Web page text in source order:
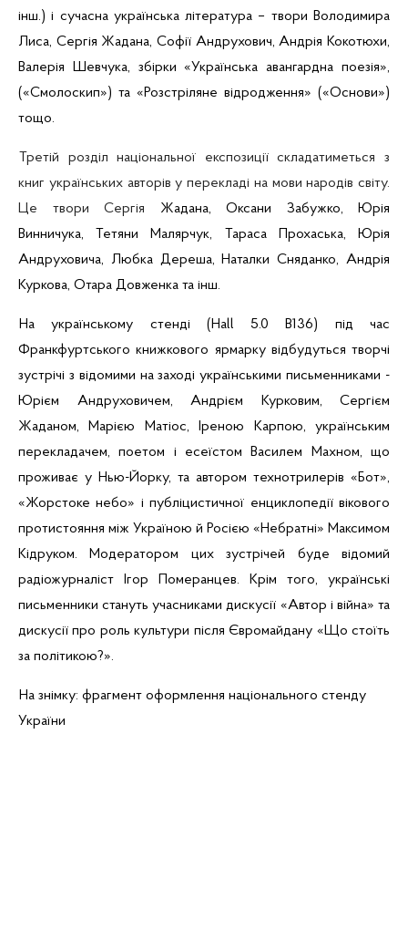
інш.) і сучасна українська література – твори Володимира
Лиса, Сергія Жадана, Софії Андрухович, Андрія Кокотюхи,
Валерія Шевчука, збірки «Українська авангардна поезія»,
(«Смолоскип») та «Розстріляне відродження» («Основи»)
тощо.
Третій розділ національної експозиції складатиметься з
книг українських авторів у перекладі на мови народів світу.
Це твори Сергія Жадана, Оксани Забужко, Юрія
Винничука, Тетяни Малярчук, Тараса Прохаська, Юрія
Андруховича, Любка Дереша, НаталкиСняданко, Андрія
Куркова, Отара Довженка та інш.
На українському стенді ( Hall 5.0 B136) під час
Франкфуртського книжкового ярмарку відбудуться творчі
зустрічі з відомими на заході українськими письменниками -
Юрієм Андруховичем, Андрієм Курковим, Сергієм
Жаданом, Марією Матіос, Іреною Карпою, українським
перекладачем, поетом і есеїстом Василем Махном, що
проживає у Нью-Йорку, та автором технотрилерів «Бот»,
«Жорстоке небо» і публіцистичної енциклопедії вікового
протистояння між Україною й Росією «Небратні» Максимом
Кідруком. Модератором цих зустрічей буде відомий
радіожурналіст Ігор
Померанцев. Крім того, українські
письменники стануть учасниками дискусії «Автор і війна» та
дискусії про роль культури після Євромайдану «Що стоїть
за політикою?».
На знімку: фрагмент оформлення національного стенду
України